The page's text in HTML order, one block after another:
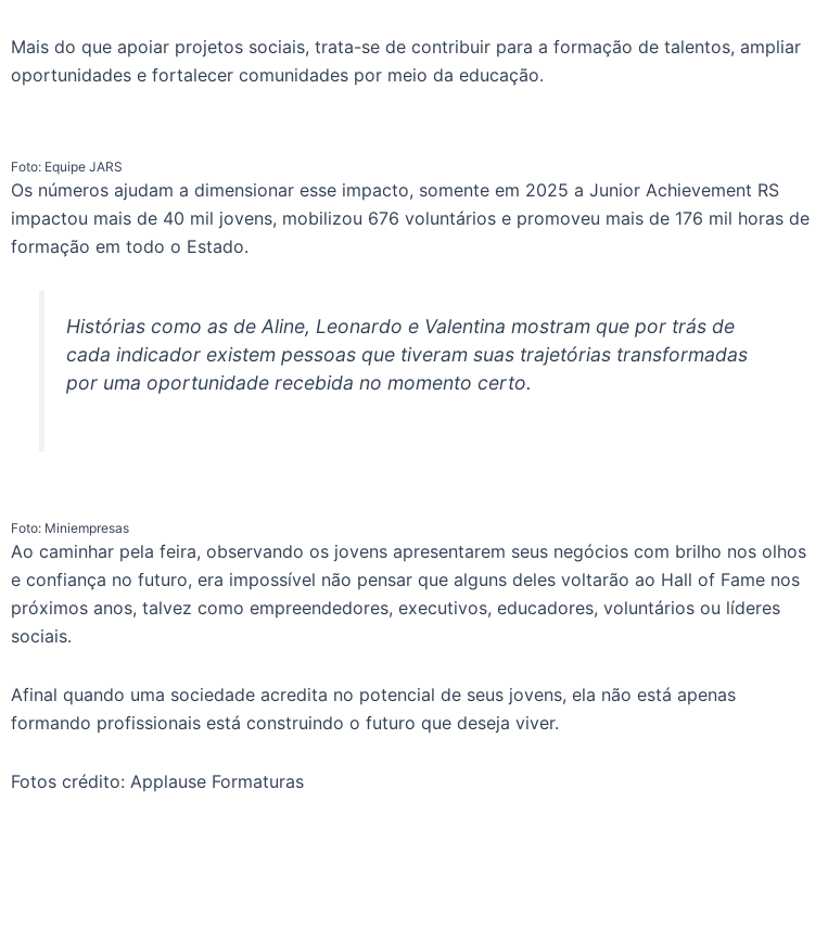
Mais do que apoiar projetos sociais, trata-se de contribuir para a formação de talentos, ampliar
oportunidades e fortalecer comunidades por meio da educação.
Foto: Equipe JARS
Os números ajudam a dimensionar esse impacto, somente em 2025 a Junior Achievement RS
impactou mais de 40 mil jovens, mobilizou 676 voluntários e promoveu mais de 176 mil horas de
formação em todo o Estado.
Histórias como as de Aline, Leonardo e Valentina mostram que por trás de
cada indicador existem pessoas que tiveram suas trajetórias transformadas
por uma oportunidade recebida no momento certo.
Foto: Miniempresas
Ao caminhar pela feira, observando os jovens apresentarem seus negócios com brilho nos olhos
e confiança no futuro, era impossível não pensar que alguns deles voltarão ao Hall of Fame nos
próximos anos, talvez como empreendedores, executivos, educadores, voluntários ou líderes
sociais.
Afinal quando uma sociedade acredita no potencial de seus jovens, ela não está apenas
formando profissionais está construindo o futuro que deseja viver.
Fotos crédito: Applause Formaturas